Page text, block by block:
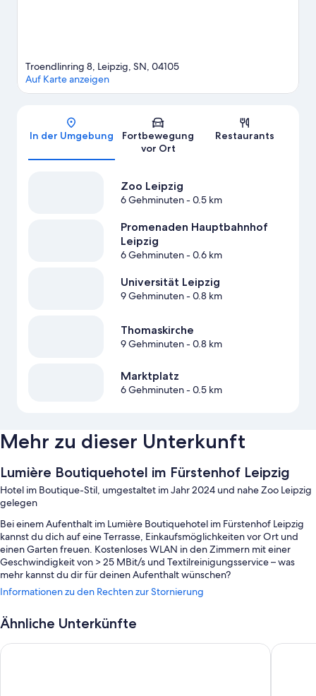
Karte
Troendlinring 8, Leipzig, SN, 04105
Auf Karte anzeigen
In der Umgebung
Fortbewegung
vor Ort
Restaurants
Zoo Leipzig
6 Gehminuten- 0.5 km
Promenaden Hauptbahnhof
Leipzig
6 Gehminuten- 0.6 km
Universität Leipzig
9 Gehminuten- 0.8 km
Thomaskirche
9 Gehminuten- 0.8 km
Marktplatz
6 Gehminuten- 0.5 km
Mehr zu dieser Unterkunft
Lumière Boutiquehotel im Fürstenhof Leipzig
Hotel im Boutique-Stil, umgestaltet im Jahr 2024 und nahe Zoo Leipzig
gelegen
Bei einem Aufenthalt im Lumière Boutiquehotel im Fürstenhof Leipzig
kannst du dich auf eine Terrasse, Einkaufsmöglichkeiten vor Ort und
einen Garten freuen. Kostenloses WLAN in den Zimmern mit einer
Geschwindigkeit von > 25 MBit/s und Textilreinigungsservice – was
mehr kannst du dir für deinen Aufenthalt wünschen?
Zu den weiteren Extras zählen:
Ein Frühstücksbuffet (gegen Aufpreis), ein Parkservice
(kostenpflichtig) und ein kostenpflichtiger Flughafentransfer (Hin-
und Rückfahrt)
Informationen zu den Rechten zur Stornierung
Ähnliche Unterkünfte
Radisson Hotel Leipzig Staycity